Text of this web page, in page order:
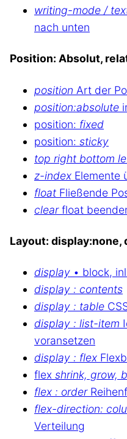
writing-mode /
nach unten
Position: Absolut,
position Art der
position:absolute
position: fixed
position: sticky
top right bottom
z-index Elemente
float Fließende
clearfloat
Layout:
display • block,
display : contents
display : table
display : list-item
voransetzen
display : flex
flex shrink, grow,
flex : order
flex-direction:
Verteilung